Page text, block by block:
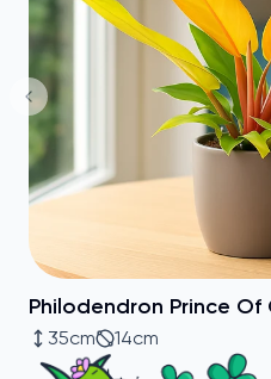
Philodendron Prince Of
35cm 14cm